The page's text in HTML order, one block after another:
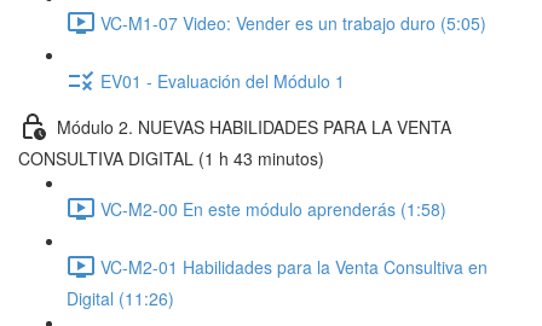
VC-M1-07 Video: Vender es un trabajo duro (5:05)
EV01 - Evaluación del Módulo 1
Módulo 2. NUEVAS HABILIDADES PARA LA VENTA
CONSULTIVA DIGITAL (1 h 43 minutos)
VC-M2-00 En este módulo aprenderás (1:58)
VC-M2-01 Habilidades para la Venta Consultiva en
Digital (11:26)